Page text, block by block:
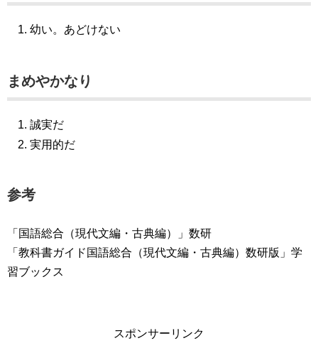
幼い。あどけない
まめやかなり
誠実だ
実用的だ
参考
「国語総合（現代文編・古典編）」数研
「教科書ガイド国語総合（現代文編・古典編）数研版」学
習ブックス
スポンサーリンク